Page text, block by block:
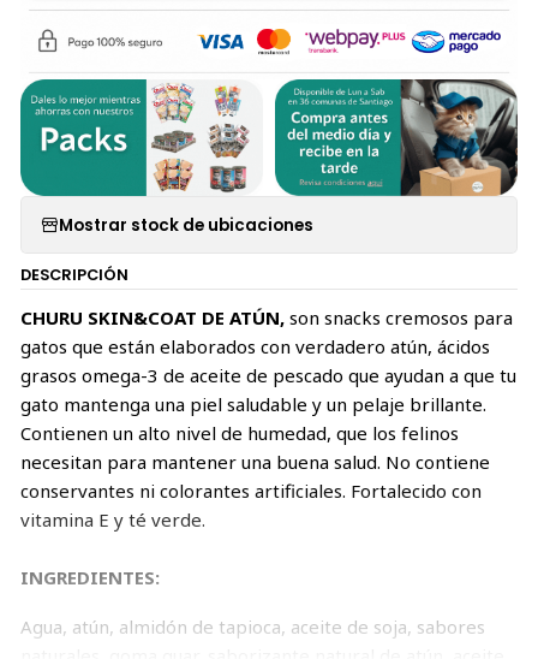
Mostrar stock de ubicaciones
DESCRIPCIÓN
CHURU SKIN&COAT DE ATÚN, son snacks cremosos para
gatos que están elaborados con verdadero atún, ácidos
grasos omega-3 de aceite de pescado que ayudan a que tu
gato mantenga una piel saludable y un pelaje brillante.
Contienen un alto nivel de humedad, que los felinos
necesitan para mantener una buena salud. No contiene
conservantes ni colorantes artificiales. Fortalecido con
vitamina E y té verde.
INGREDIENTES:
Agua, atún, almidón de tapioca, aceite de soja, sabores